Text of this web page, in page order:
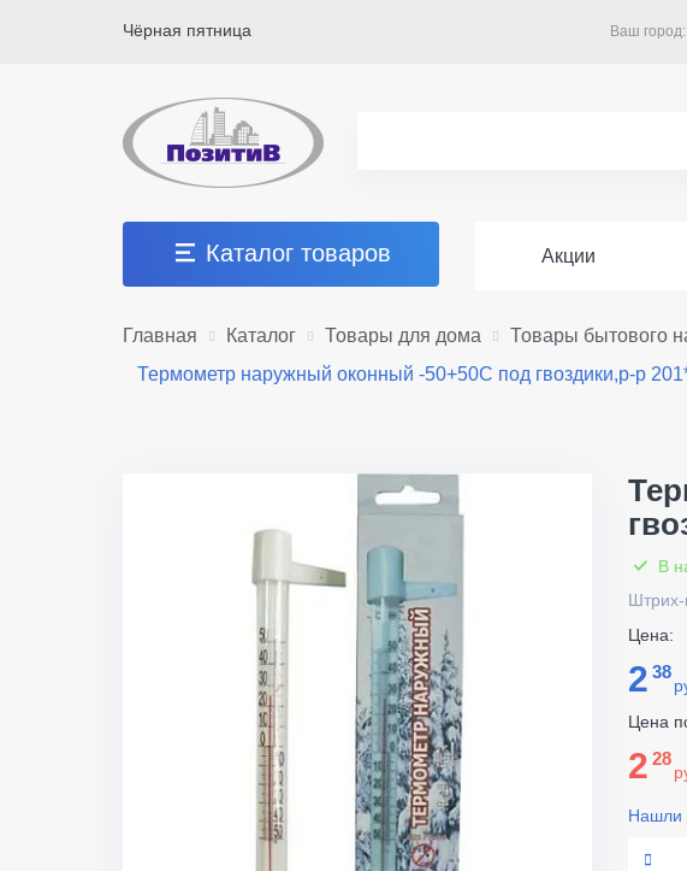
Чёрная пятница Ваш город:
Каталог товаров Акции
Главная Каталог Товары для дома Товары бытового
Термометр наружный оконный -50+50C под гвоздики,р-р
В
Штрих-
Цена:
2 38
Цена
2 28
Нашли